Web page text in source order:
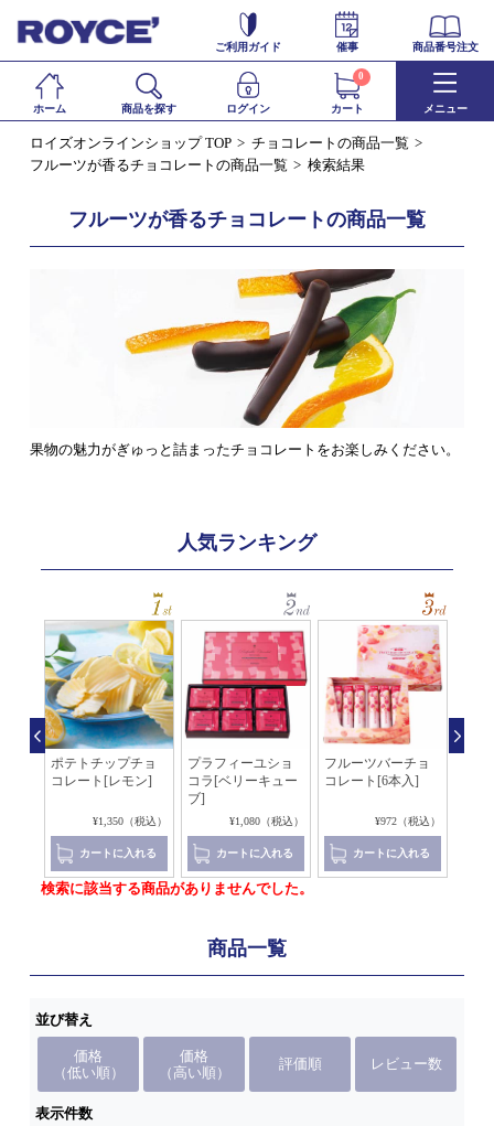
ご利用ガイド 催事 商品番号注文
ホーム 商品を探す ログイン カート
0
メニュー
ロイズオンラインショップ TOP
チョコレートの商品一覧
フルーツが香るチョコレートの商品一覧
検索結果
フルーツが香るチョコレートの商品一覧
果物の魅力がぎゅっと詰まったチョコレートをお楽しみください。
人気ランキング
ポテトチップチョ
コレート[レモン]
¥1,350（税込）
カートに入れる
プラフィーユショ
コラ[ベリーキュー
ブ]
¥1,080（税込）
カートに入れる
フルーツバーチョ
コレート[6本入]
¥972（税込）
カートに入れる
検索に該当する商品がありませんでした。
商品一覧
並び替え
価格
（低い順）
価格
（高い順）
評価順 レビュー数
表示件数